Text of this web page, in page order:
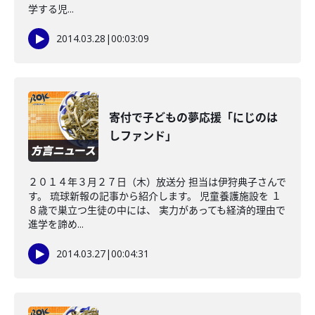
学する児...
2014.03.28 |00:03:09
寄付で子どもの夢応援「にじのは
しファンド」
２０１４年３月２７日（木）放送分 担当は伊狩典子さんで
す。 琉球新報の記事から紹介します。 児童養護施設を １
８歳で巣立つ生徒の中には、 実力があっても経済的理由で
進学を諦め...
2014.03.27|00:04:31